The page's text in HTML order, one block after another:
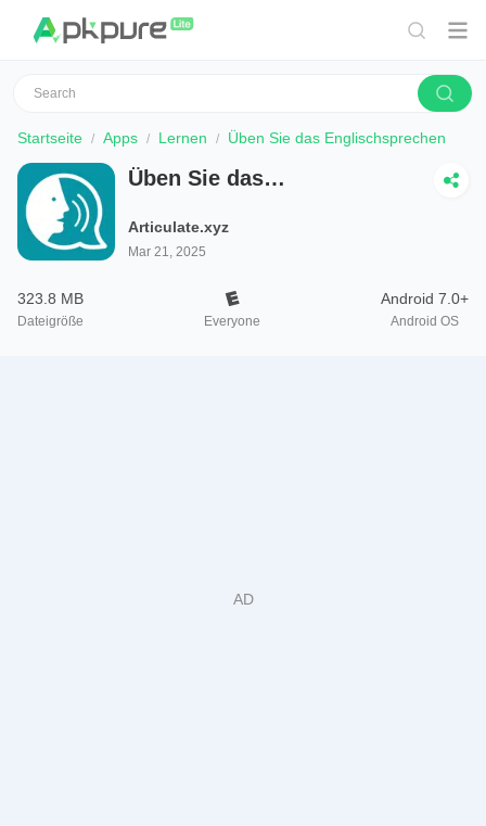
Startseite Apps Lernen Üben Sie das Englischsprechen
Üben Sie das
Articulate.xyz
Mar 21, 2025
323.8 MB
Dateigröße Everyone
Android 7.0+
Android OS